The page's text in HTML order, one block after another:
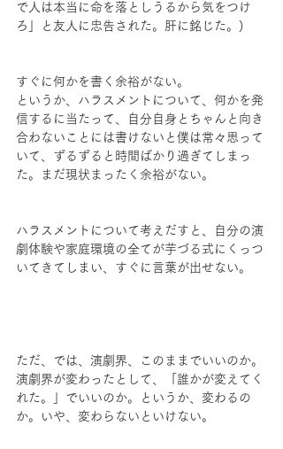
で人は本当に命を落としうるから気をつけ
ろ」と友人に忠告された。肝に銘じた。)
すぐに何かを書く余裕がない。
というか、ハラスメントについて、何かを発
信するに当たって、自分自身とちゃんと向き
合わないことには書けないと僕は常々思って
いて、ずるずると時間ばかり過ぎてしまっ
た。まだ現状まったく余裕がない。
ハラスメントについて考えだすと、自分の演
劇体験や家庭環境の全てが芋づる式にくっつ
いてきてしまい、すぐに言葉が出せない。
ただ、では、演劇界、このままでいいのか。
演劇界が変わったとして、「誰かが変えてく
れた。」でいいのか。というか、変わるの
か。いや、変わらないといけない。